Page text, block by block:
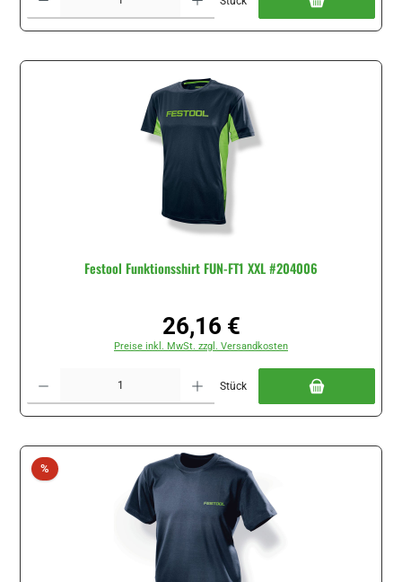
Festool Funktionsshirt FUN-FT1 XXL #204006
Regulärer Preis:
26,16 €
Preise inkl. MwSt. zzgl. Versandkosten
Stück
%Rabatt